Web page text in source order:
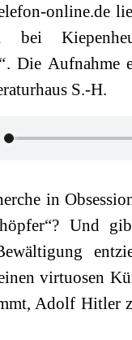
online.de
bei
. Die Aufnahme
S.-H.
in
Und
virtuosen
Adolf Hitler